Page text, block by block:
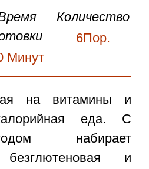
Минут
Количество
6Пор.
на витамины и
еда. С
набирает
безглютеновая и